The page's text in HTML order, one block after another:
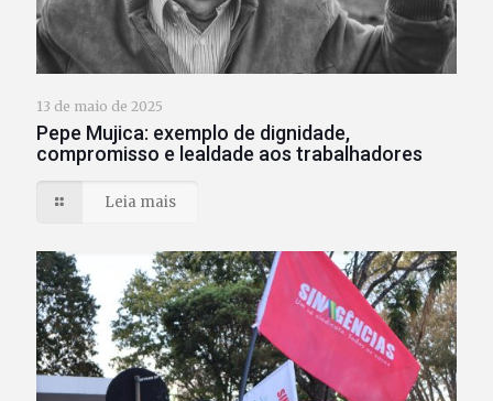
13 de maio de 2025
Pepe Mujica: exemplo de dignidade,
compromisso e lealdade aos trabalhadores
Leia mais